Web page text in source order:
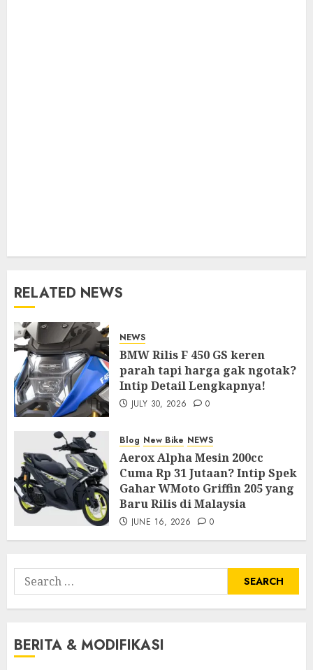
RELATED NEWS
NEWS
BMW Rilis F 450 GS keren
parah tapi harga gak ngotak?
Intip Detail Lengkapnya!
JULY 30, 2026 0
Blog New Bike NEWS
Aerox Alpha Mesin 200cc
Cuma Rp 31 Jutaan? Intip Spek
Gahar WMoto Griffin 205 yang
Baru Rilis di Malaysia
JUNE 16, 2026 0
Search
for:
BERITA & MODIFIKASI